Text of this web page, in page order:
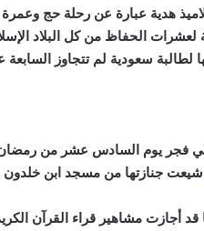
هدية عبارة عن رحلة حج
لعشرات الحفاظ من كل البلاد
لطالبة سعودية لم تتجاوز
شيعت جنازتها من مسجد ابن خلدون
أجازت مشاهير قراء القرآن